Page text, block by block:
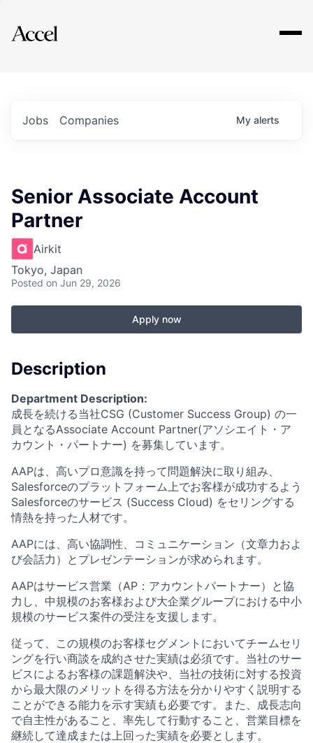
Explore
Jobs Companies My alerts
Senior Associate Account
Partner
Airkit
Tokyo, Japan
Posted on Jun 29, 2026
Apply now
Description
Department Description:
成長を続ける当社CSG (Customer Success Group) の一
員となるAssociate Account Partner(アソシエイト・ア
カウント・パートナー) を募集しています。
AAPは、高いプロ意識を持って問題解決に取り組み、
Salesforceのプラットフォーム上でお客様が成功するよう
Salesforceのサービス (Success Cloud) をセリングする
情熱を持った人材です。
AAPには、高い協調性、コミュニケーション（文章力およ
び会話力）とプレゼンテーションが求められます。
AAPはサービス営業（AP：アカウントパートナー）と協
力し、中規模のお客様および大企業グループにおける中小
規模のサービス案件の受注を支援します。
従って、この規模のお客様セグメントにおいてチームセリ
ングを行い商談を成約させた実績は必須です。当社のサー
ビスによるお客様の課題解決や、当社の技術に対する投資
から最大限のメリットを得る方法を分かりやすく説明する
ことができる能力を示す実績も必要です。また、成長志向
で自主性があること、率先して行動すること、営業目標を
継続して達成または上回った実績を必要とします。